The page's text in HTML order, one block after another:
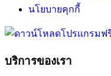
นโยบายคุกกี้
บริการของเรา